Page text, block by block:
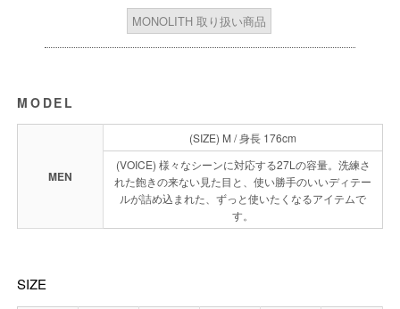
MONOLITH 取り扱い商品
MODEL
MEN
(SIZE) M / 身長 176cm
(VOICE) 様々なシーンに対応する27Lの容量。洗練さ
れた飽きの来ない見た目と、使い勝手のいいディテー
ルが詰め込まれた、ずっと使いたくなるアイテムで
す。
SIZE